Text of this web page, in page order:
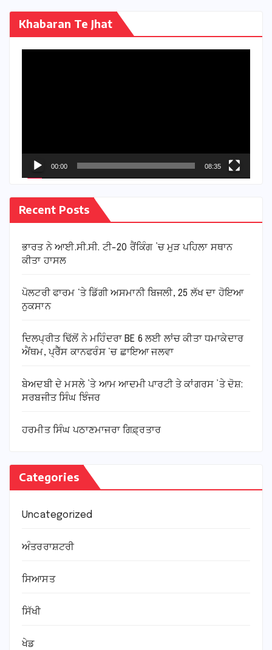
Khabaran Te Jhat
00:00 08:35
Recent Posts
ਭਾਰਤ ਨੇ ਆਈ.ਸੀ.ਸੀ. ਟੀ-20 ਰੈਂਕਿੰਗ ’ਚ ਮੁੜ ਪਹਿਲਾ ਸਥਾਨ
ਕੀਤਾ ਹਾਸਲ
ਪੋਲਟਰੀ ਫਾਰਮ ‘ਤੇ ਡਿੱਗੀ ਅਸਮਾਨੀ ਬਿਜਲੀ, 25 ਲੱਖ ਦਾ ਹੋਇਆ
ਨੁਕਸਾਨ
ਦਿਲਪ੍ਰੀਤ ਢਿੱਲੋਂ ਨੇ ਮਹਿੰਦਰਾ BE 6 ਲਈ ਲਾਂਚ ਕੀਤਾ ਧਮਾਕੇਦਾਰ
ਐਂਥਮ, ਪ੍ਰੈੱਸ ਕਾਨਫਰੰਸ ‘ਚ ਛਾਇਆ ਜਲਵਾ
ਬੇਅਦਬੀ ਦੇ ਮਸਲੇ ’ਤੇ ਆਮ ਆਦਮੀ ਪਾਰਟੀ ਤੇ ਕਾਂਗਰਸ ’ਤੇ ਦੋਸ਼:
ਸਰਬਜੀਤ ਸਿੰਘ ਝਿੰਜਰ
ਹਰਮੀਤ ਸਿੰਘ ਪਠਾਣਮਾਜਰਾ ਗਿਫ਼੍ਰਤਾਰ
Categories
Uncategorized
ਅੰਤਰਰਾਸ਼ਟਰੀ
ਸਿਆਸਤ
ਸਿੱਖੀ
ਖੇਡ